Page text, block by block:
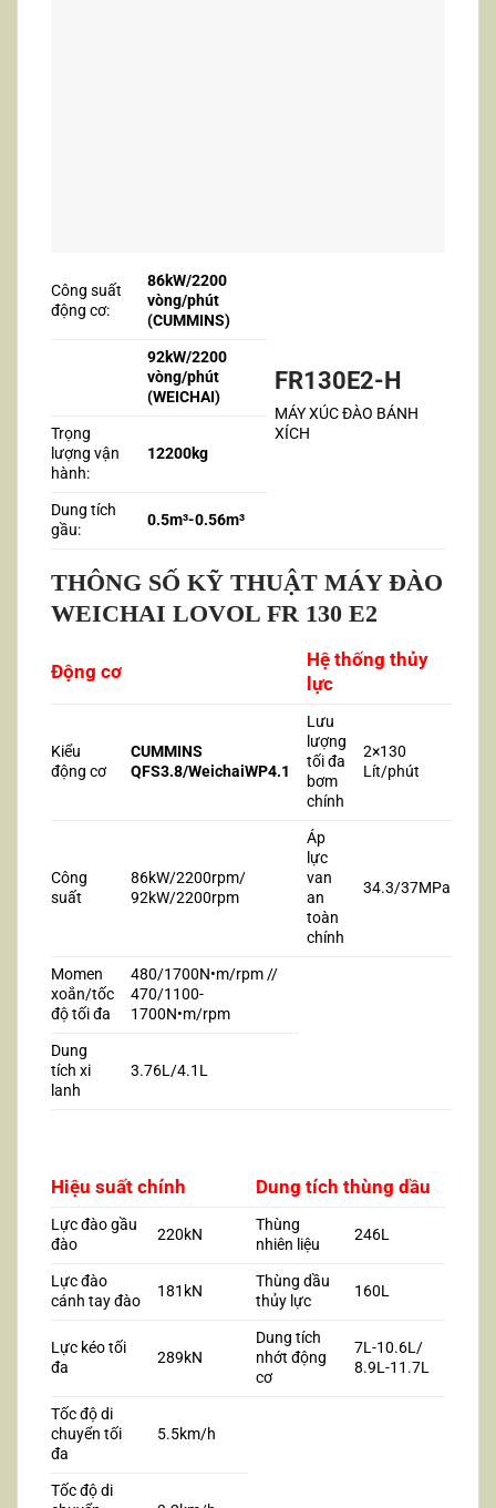
Công suất
động cơ:
86kW/2200
vòng/phút
(CUMMINS)
FR130E2-H
MÁY XÚC ĐÀO BÁNH
XÍCH
92kW/2200
vòng/phút
(WEICHAI)
Trọng
lượng vận
hành:
12200kg
Dung tích
gầu:
0.5m³-0.56m³
THÔNG SỐ KỸ THUẬT MÁY ĐÀO
WEICHAI LOVOL FR 130 E2
Động cơ
Hệ thống thủy
lực
Kiểu
động cơ
CUMMINS
QFS3.8/WeichaiWP4.1
Lưu
lượng
tối đa
bơm
chính
2×130
Lít/phút
Công
suất
86kW/2200rpm/
92kW/2200rpm
Áp
lực
van
an
toàn
chính
34.3/37MPa
Momen
xoắn/tốc
độ tối đa
480/1700N•m/rpm //
470/1100-
1700N•m/rpm
Dung
tích xi
lanh
3.76L/4.1L
Hiệu suất chính Dung tích thùng dầu
Lực đào gầu
đào
220kN
Thùng
nhiên liệu
246L
Lực đào
cánh tay đào
181kN
Thùng dầu
thủy lực
160L
Lực kéo tối
đa
289kN
Dung tích
nhớt động
cơ
7L-10.6L/
8.9L-11.7L
Tốc độ di
chuyển tối
đa
5.5km/h
Tốc độ di